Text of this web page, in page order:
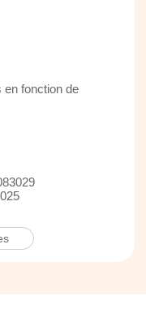
en fonction de